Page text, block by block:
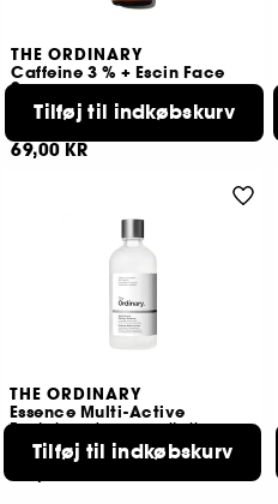
THE ORDINARY
Caffeine 3 % + Escin Face
Serum
Ansigtsserum
69,00 KR
Tilføj til indkøbskurv
THE ORDINARY
Essence Multi-Active
Fugtgivende og revitaliserende essens
113
115,00 KR
Tilføj til indkøbskurv